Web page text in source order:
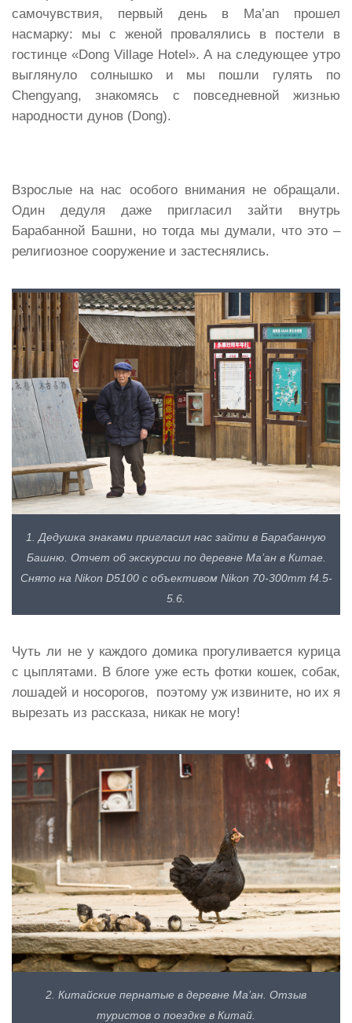
самочувствия, первый день в Ma’an прошел
насмарку: мы с женой провалялись в постели в
гостинце «Dong Village Hotel». А на следующее утро
выглянуло солнышко и мы пошли гулять по
Chengyang, знакомясь с повседневной жизнью
народности дунов (Dong).
Взрослые на нас особого внимания не обращали.
Один дедуля даже пригласил зайти внутрь
Барабанной Башни, но тогда мы думали, что это –
религиозное сооружение и застеснялись.
1. Дедушка знаками пригласил нас зайти в Барабанную
Башню. Отчет об экскурсии по деревне Ма’ан в Китае.
Снято на Nikon D5100 с объективом Nikon 70-300mm f4.5-
5.6.
Чуть ли не у каждого домика прогуливается курица
с цыплятами. В блоге уже есть фотки кошек, собак,
лошадей и носорогов, поэтому уж извините, но их я
вырезать из рассказа, никак не могу!
2. Китайские пернатые в деревне Ма’ан. Отзыв
туристов о поездке в Китай.